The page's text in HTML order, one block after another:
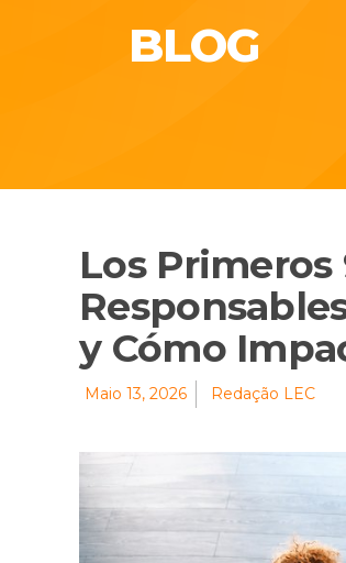
BLOG
Los Primeros
y Cómo
Maio 13, 2026 Redação LEC